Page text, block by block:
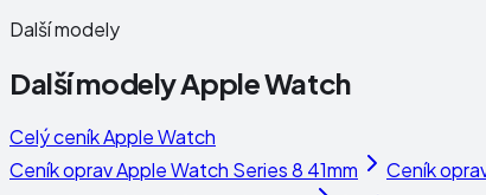
Další modely
Další modelyApple Watch
Celý ceníkApple Watch
Ceník opravApple Watch Series 8 41mm Ceník